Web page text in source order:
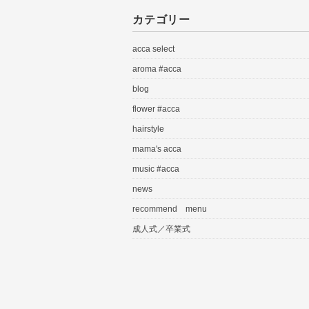
カテゴリー
acca select
aroma #acca
blog
flower #acca
hairstyle
mama's acca
music #acca
news
recommend menu
成人式／卒業式